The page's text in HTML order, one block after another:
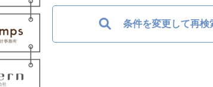
条件を変更して再検